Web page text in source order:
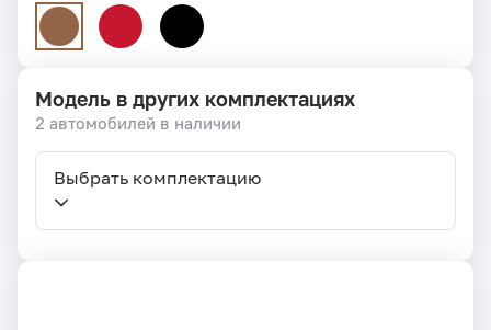
Модель в других комплектациях
2 автомобилей в наличии
Выбрать комплектацию